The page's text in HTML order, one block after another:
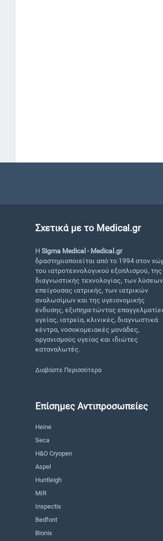
Σχετικά με το Medical.gr
Η Sigma Medical - Medical.gr
δραστηριοποιείται από το 1994 στον
του ιατροτεχνολογικού εξοπλισμού, της
διαγνωστικής τεχνολογίας, των λύσεων
επείγουσας ιατρικής, των ιατρικών
αναλωσίμων και της υγειονομικής
ένδυσης, εξυπηρετώντας
υγείας, ιατρεία, κλινικές, διαγνωστικά
κέντρα, νοσοκομειακές μονάδες,
οργανισμούς υγείας και ιδιώτες
καταναλωτές.
Διαβάστε Περισσότερα
Επίσημες Αντιπροσωπείες
Heine
Seca
H&O Cryopen
Aspel
Huntleigh
MIR
Inspectis
Bedfont
Bionix